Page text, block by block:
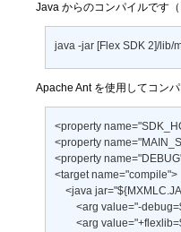
Java からのコンパイルです
java -jar [Flex SDK 2]/lib/
Apache Ant を使用してコン
<property
<property
<property
<target name="compile">
<java
<arg value="-
<arg